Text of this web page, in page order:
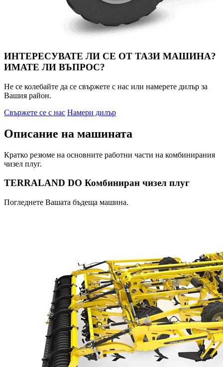
ИНТЕРЕСУВАТЕ ЛИ СЕ ОТ ТАЗИ МАШИНА?
ИМАТЕ ЛИ ВЪПРОС?
Не се колебайте да се свържете с нас или намерете дилър за
Вашия район.
Свържете се с нас Намери дилър
Описание на машината
Кратко резюме на основните работни части на комбинирания
чизел плуг.
TERRALAND DO Комбиниран чизел плуг
Погледнете Вашата бъдеща машина.